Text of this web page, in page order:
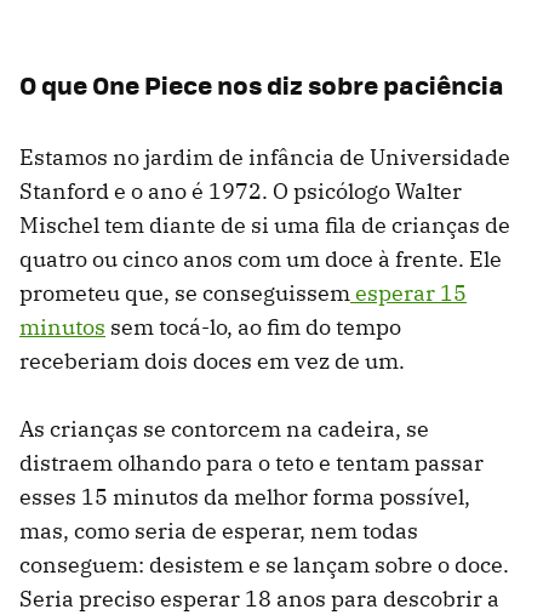
O que One Piece nos diz sobre paciência
Estamos no jardim de infância de Universidade
Stanford e o ano é 1972. O psicólogo Walter
Mischel tem diante de si uma fila de crianças de
quatro ou cinco anos com um doce à frente. Ele
prometeu que, se conseguissemesperar 15
minutos sem tocá-lo, ao fim do tempo
receberiam dois doces em vez de um.
As crianças se contorcem na cadeira, se
distraem olhando para o teto e tentam passar
esses 15 minutos da melhor forma possível,
mas, como seria de esperar, nem todas
conseguem: desistem e se lançam sobre o doce.
Seria preciso esperar 18 anos para descobrir a